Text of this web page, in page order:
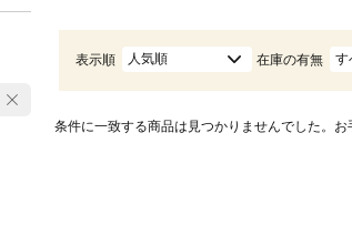
表示順 人気順 在庫の有無 す
条件に一致する商品は見つかりませんでした。